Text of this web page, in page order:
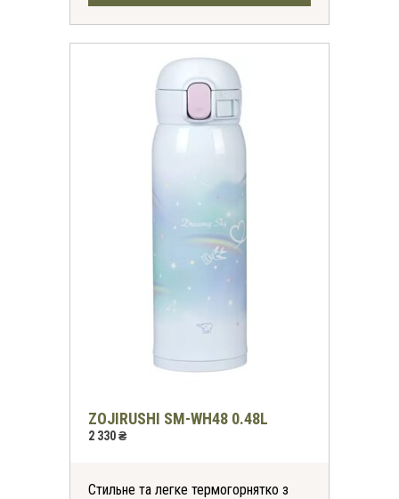
ZOJIRUSHI SM-WH48 0.48L
2 330 ₴
Стильне та легке термогорнятко з